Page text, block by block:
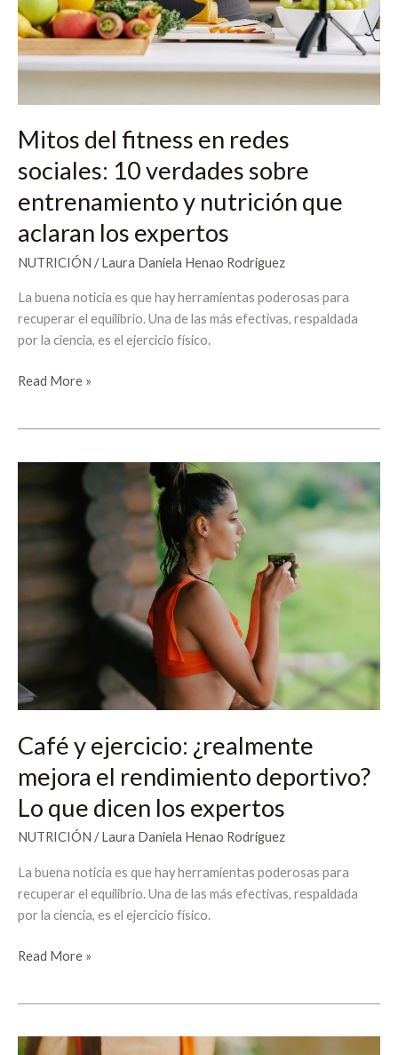
Mitos del fitness en redes
sociales: 10 verdades sobre
entrenamiento y nutrición que
aclaran los expertos
NUTRICIÓN /Laura Daniela Henao Rodriguez
La buena noticia es que hay herramientas poderosas para
recuperar el equilibrio. Una de las más efectivas, respaldada
por la ciencia, es el ejercicio físico.
verdades
sobre
entrenamiento
nutrición
que
aclaran
los
expertos
Read More »
Café y ejercicio: ¿realmente
mejora el rendimiento deportivo?
Lo que dicen los expertos
NUTRICIÓN /Laura Daniela Henao Rodriguez
La buena noticia es que hay herramientas poderosas para
recuperar el equilibrio. Una de las más efectivas, respaldada
por la ciencia, es el ejercicio físico.
rendimiento
Lo
dicen
los
Read More »
Banana